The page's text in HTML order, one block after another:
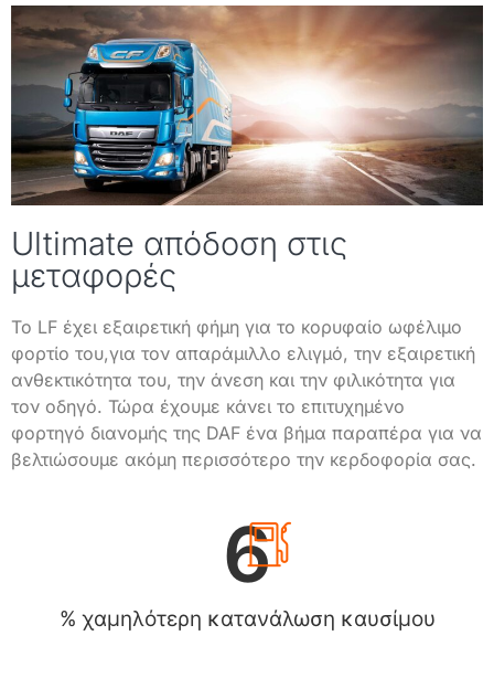
Ultimate απόδοση στις
μεταφορές
Το LF έχει εξαιρετική φήμη για το κορυφαίο ωφέλιμο
φορτίο του,για τον απαράμιλλο ελιγμό, την εξαιρετική
ανθεκτικότητα του, την άνεση και την φιλικότητα για
τον οδηγό. Τώρα έχουμε κάνει το επιτυχημένο
φορτηγό διανομής της DAF ένα βήμα παραπέρα για να
βελτιώσουμε ακόμη περισσότερο την κερδοφορία σας.
% χαμηλότερη κατανάλωση καυσίμου
6